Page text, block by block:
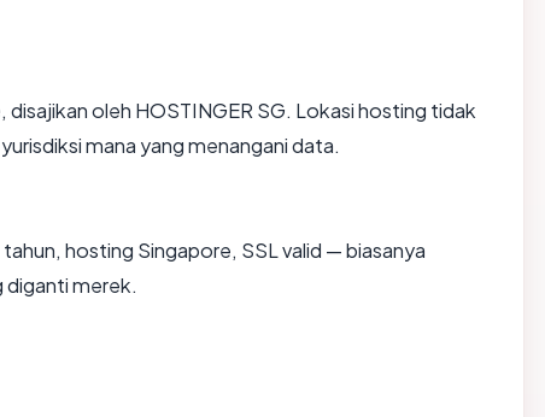
, disajikan oleh HOSTINGER SG. Lokasi hosting tidak
mana yang menangani data.
hosting Singapore, SSL valid — biasanya
diganti merek.